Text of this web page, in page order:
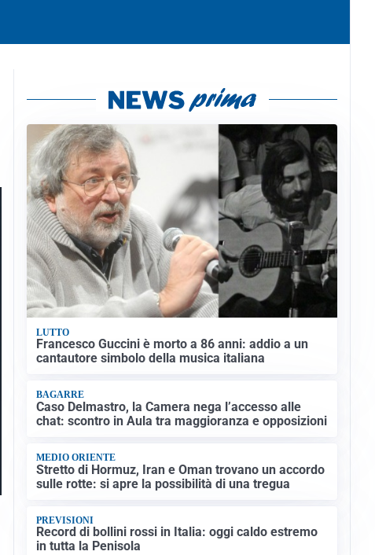
LUTTO
Francesco Guccini è morto a 86 anni: addio a un
cantautore simbolo della musica italiana
BAGARRE
Caso Delmastro, la Camera nega l’accesso alle
chat: scontro in Aula tra maggioranza e opposizioni
MEDIO ORIENTE
Stretto di Hormuz, Iran e Oman trovano un accordo
sulle rotte: si apre la possibilità di una tregua
PREVISIONI
Record di bollini rossi in Italia: oggi caldo estremo
in tutta la Penisola